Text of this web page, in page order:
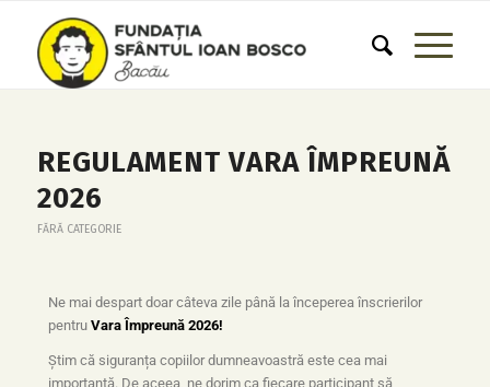
REGULAMENT VARA ÎMPREUNĂ
2026
FĂRĂ CATEGORIE
Ne mai despart doar câteva zile până la începerea înscrierilor
pentru Vara Împreună 2026!
Știm că siguranța copiilor dumneavoastră este cea mai
importantă. De aceea, ne dorim ca fiecare participant să